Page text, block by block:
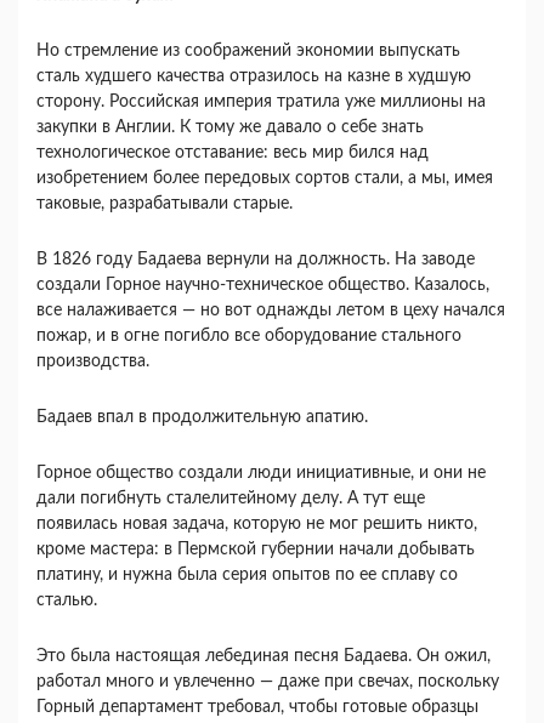
Но стремление из соображений экономии выпускать
сталь худшего качества отразилось на казне в худшую
сторону. Российская империя тратила уже миллионы на
закупки в Англии. К тому же давало о себе знать
технологическое отставание: весь мир бился над
изобретением более передовых сортов стали, а мы, имея
таковые, разрабатывали старые.
В 1826 году Бадаева вернули на должность. На заводе
создали Горное научно-техническое общество. Казалось,
все налаживается — но вот однажды летом в цеху начался
пожар, и в огне погибло все оборудование стального
производства.
Бадаев впал в продолжительную апатию.
Горное общество создали люди инициативные, и они не
дали погибнуть сталелитейному делу. А тут еще
появилась новая задача, которую не мог решить никто,
кроме мастера: в Пермской губернии начали добывать
платину, и нужна была серия опытов по ее сплаву со
сталью.
Это была настоящая лебединая песня Бадаева. Он ожил,
работал много и увлеченно — даже при свечах, поскольку
Горный департамент требовал, чтобы готовые образцы